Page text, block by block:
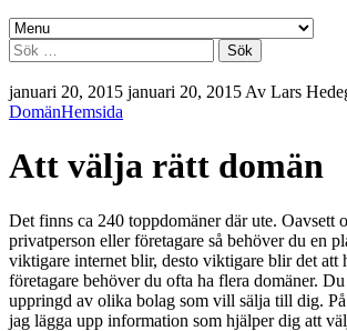
Sök
efter:
januari 20, 2015 januari 20, 2015 Av Lars
DomänHemsida
Att välja rätt domän
Det finns ca 240 toppdomäner där ute. Oavsett
privatperson eller företagare så behöver du en
viktigare internet blir, desto viktigare blir det att
företagare behöver du ofta ha flera domäner.
uppringd av olika bolag som vill sälja till dig.
jag lägga upp information som hjälper dig att